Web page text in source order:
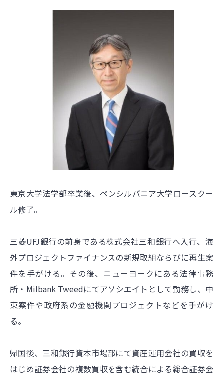
東京大学法学部卒業後、ペンシルバニア大学ロースクー
ル修了。
三菱UFJ銀行の前身である株式会社三和銀行へ入行、海
外プロジェクトファイナンスの新規取組ならびに再生案
件を手がける。その後、ニューヨークにある法律事務
所・Milbank Tweedにてアソシエイトとして勤務し、中
東案件や政府系の金融機関プロジェクトなどを手がけ
る。
帰国後、三和銀行資本市場部にて資産運用会社の買収を
はじめ証券会社の複数買収を含む統合による総合証券会